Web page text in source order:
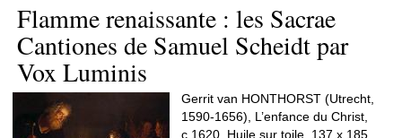
Flamme renaissante : les Sacrae
Cantiones de Samuel Scheidt par
Vox Luminis
Gerrit van HONTHORST (Utrecht,
1590-1656), L’enfance du Christ,
c.1620. Huile sur toile, 137 x 185